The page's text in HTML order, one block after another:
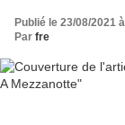
Publié le 23/08/2021
Par fre